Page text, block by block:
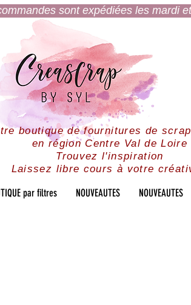
sont expédiées les mardi
boutique de fournitures de
en région Centre Val de Loire
Trouvez l'inspiration
Laissez libre cours à votre
par filtres NOUVEAUTES NOUVEAUTES